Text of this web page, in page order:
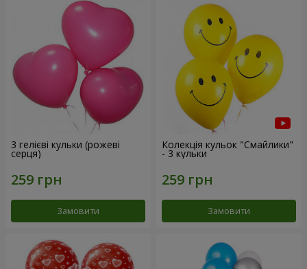
3 гелієві кульки (рожеві
серця)
Замовити
Колекція кульок "Смайлики"
- 3 кульки
Замовити